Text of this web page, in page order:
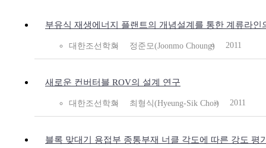
부유식 재생에너지 플랜트의 개념설계를 통한 계류라인
대한조선학회 정준모(Joonmo Choung) 2011
새로운 컨버터블 ROV의 설계 연구
대한조선학회 최형식(Hyeung-Sik Choi) 2011
블록 맞대기 용접부 종통부재 너클 각도에 따른 강도 평